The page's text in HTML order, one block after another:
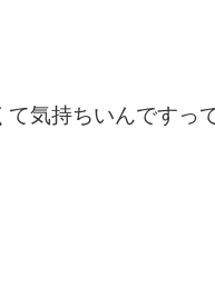
気持ちいんですって